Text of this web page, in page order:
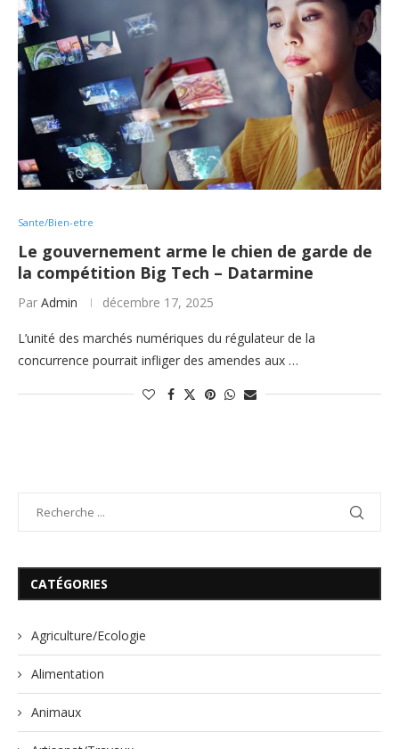
Sante/Bien-etre
Le gouvernement arme le chien de garde de
la compétition Big Tech – Datarmine
Par Admin décembre 17, 2025
L’unité des marchés numériques du régulateur de la
concurrence pourrait infliger des amendes aux …
CATÉGORIES
Agriculture/Ecologie
Alimentation
Animaux